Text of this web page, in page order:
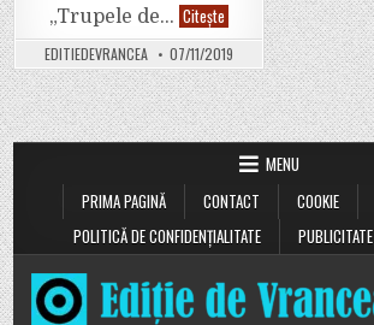
„Trupele de… CiteșteB.
C.
Dogaru:
”Guvernul
și
arhiva
Trupelor
de
Securitate.
Cine
blochează
la
documente
la
30
ani
de
la
EDITIEDEVRANCEA 07/11/2019
MENU
PRIMA PAGINĂ
CONTACT COOKIE
POLITICĂ DE CONFIDENȚIALITATE
PUBLICITATE